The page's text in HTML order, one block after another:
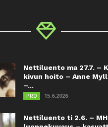
Nettiluento ma 27.7. –
kivun hoito – Anne
–...
PRO 15.6.2026
Nettiluento ti 2.6. –